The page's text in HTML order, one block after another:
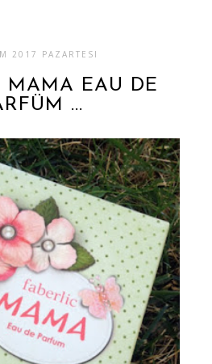
2017 PAZARTESI
MAMA EAU DE
...